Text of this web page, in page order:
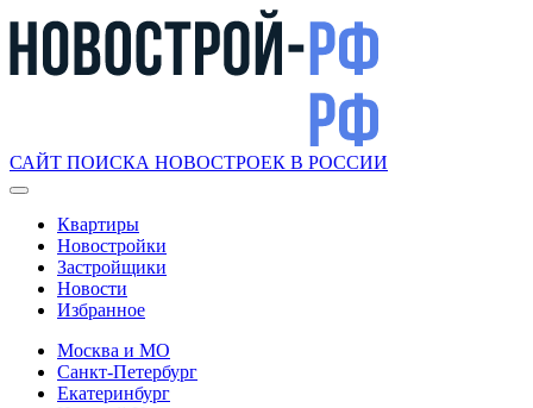
САЙТ ПОИСКА НОВОСТРОЕК В РОССИИ
Квартиры
Новостройки
Застройщики
Новости
Избранное
Москва и МО
Санкт-Петербург
Екатеринбург